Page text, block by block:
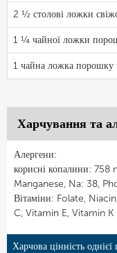
2 ½ столові ложки
1 ¼ чайної ложки
1 чайна ложка порошку
Харчування та
Алергени:
корисні копалини:
Manganese, Na: 38,
Вітаміни: Folate,
C, Vitamin E, Vitamin K
Харчова цінність однієї